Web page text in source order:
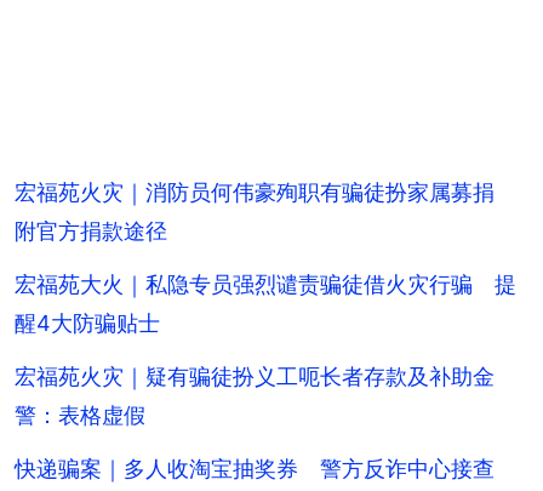
宏福苑火灾｜消防员何伟豪殉职有骗徒扮家属募捐
附官方捐款途径
宏福苑大火｜私隐专员强烈谴责骗徒借火灾行骗 提
醒4大防骗贴士
宏福苑火灾｜疑有骗徒扮义工呃长者存款及补助金
警：表格虚假
快递骗案｜多人收淘宝抽奖券 警方反诈中心接查